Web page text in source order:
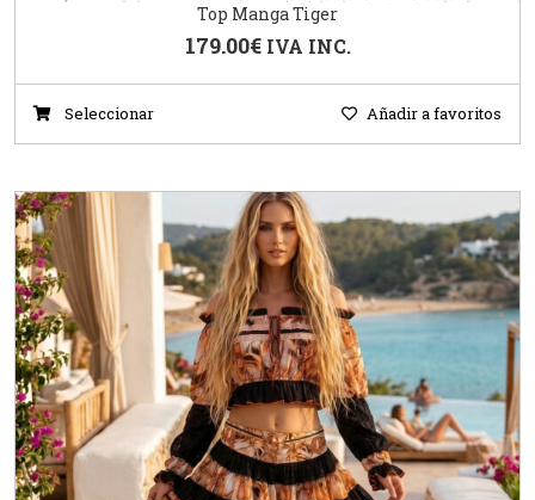
Top Manga Tiger
179.00€ IVA INC.
Seleccionar Añadir a favoritos